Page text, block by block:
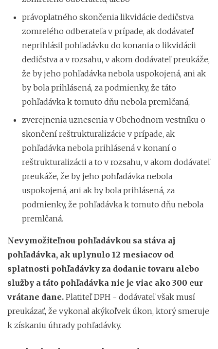
právoplatného skončenia likvidácie dedičstva
zomrelého odberateľa v prípade, ak dodávateľ
neprihlásil pohľadávku do konania o likvidácii
dedičstva a v rozsahu, v akom dodávateľ preukáže,
že by jeho pohľadávka nebola uspokojená, ani ak
by bola prihlásená, za podmienky, že táto
pohľadávka k tomuto dňu nebola premlčaná,
zverejnenia uznesenia v Obchodnom vestníku o
skončení reštrukturalizácie v prípade, ak
pohľadávka nebola prihlásená v konaní o
reštrukturalizácii a to v rozsahu, v akom dodávateľ
preukáže, že by jeho pohľadávka nebola
uspokojená, ani ak by bola prihlásená, za
podmienky, že pohľadávka k tomuto dňu nebola
premlčaná.
Nevymožiteľnou pohľadávkou sa stáva aj
pohľadávka, ak uplynulo 12 mesiacov od
splatnosti pohľadávky za dodanie tovaru alebo
služby a táto pohľadávka nie je viac ako 300 eur
vrátane dane. Platiteľ DPH - dodávateľ však musí
preukázať, že vykonal akýkoľvek úkon, ktorý smeruje
k získaniu úhrady pohľadávky.